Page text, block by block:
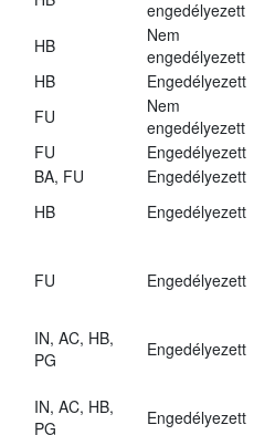
engedélyezett
HB
Nem
engedélyezett
HB
Engedélyezett
FU
Nem
engedélyezett
FU
Engedélyezett
BA, FU
Engedélyezett
HB
Engedélyezett
FU Engedélyezett
IN, AC, HB,
PG
Engedélyezett
IN, AC, HB,
PG
Engedélyezett